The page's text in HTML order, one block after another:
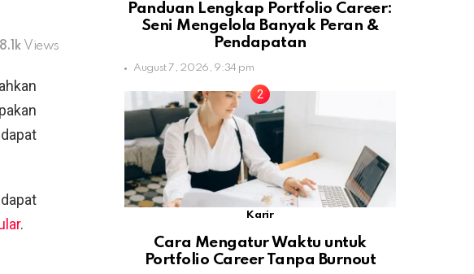
8.1k Views
.
Panduan Lengkap Portfolio Career:
Seni Mengelola Banyak Peran &
Pendapatan
August 7, 2026, 9:34 pm
Karir
Cara Mengatur Waktu untuk
Portfolio Career Tanpa Burnout